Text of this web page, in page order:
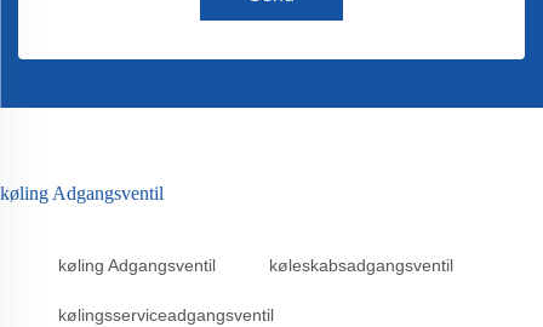
køling Adgangsventil
køling Adgangsventil køleskabsadgangsventil
kølingsserviceadgangsventil